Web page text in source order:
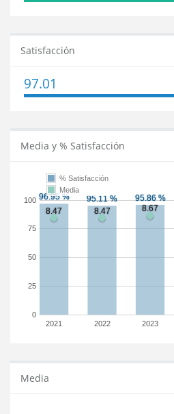
Satisfacción
97.01
Media y % Satisfacción
2021 2022 2023
0
25
50
75
100
% Satisfacción
Media
Media